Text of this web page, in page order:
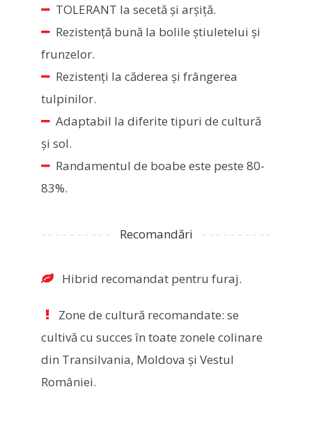
TOLERANT la secetă şi arşiţă.
Rezistenţă bună la bolile ştiuletelui şi
frunzelor.
Rezistenți la căderea şi frângerea
tulpinilor.
Adaptabil la diferite tipuri de cultură
şi sol.
Randamentul de boabe este peste 80-
83%.
Recomandări
Hibrid recomandat pentru furaj.
Zone de cultură recomandate: se
cultivă cu succes în toate zonele colinare
din Transilvania, Moldova şi Vestul
României.